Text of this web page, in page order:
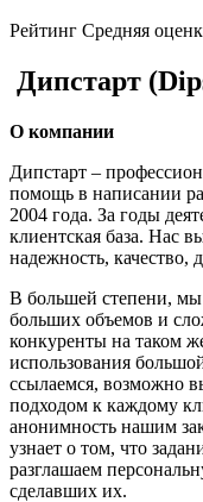
Рейтинг Средняя
Дипстарт (
О компании
Дипстарт –
помощь в написании
2004 года. За годы
клиентская база. Нас
надежность, качество,
В большей степени, мы
больших объемов и
конкуренты на таком
использования
ссылаемся, возможно
подходом к каждому
анонимность нашим
узнает о том, что
разглашаем
сделавших их.